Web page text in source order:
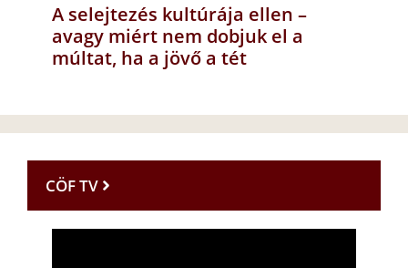
A selejtezés kultúrája ellen –
avagy miért nem dobjuk el a
múltat, ha a jövő a tét
CÖF TV